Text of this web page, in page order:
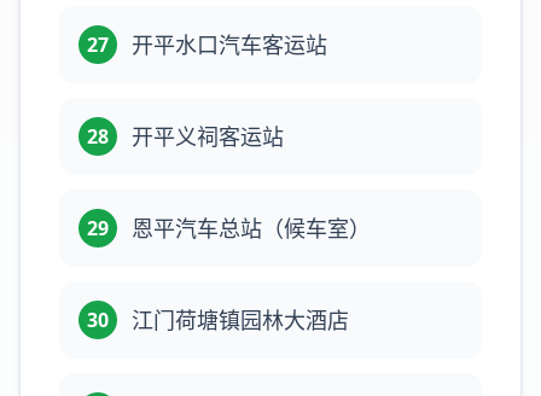
27 开平水口汽车客运站
28 开平义祠客运站
29 恩平汽车总站（候车室）
30 江门荷塘镇园林大酒店